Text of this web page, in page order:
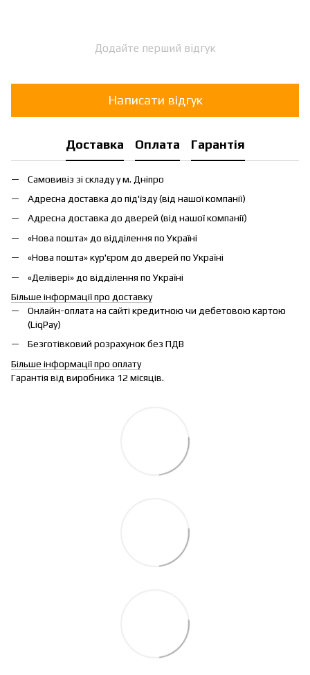
Додайте перший відгук
Написати відгук
Доставка Оплата Гарантія
Самовивіз зі складу у м. Дніпро
Адресна доставка до під'їзду (від нашої компанії)
Адресна доставка до дверей (від нашої компанії)
«Нова пошта» до відділення по Україні
«Нова пошта» кур'єром до дверей по Україні
«Делівері» до відділення по Україні
Більше інформації про доставку
Онлайн-оплата на сайті кредитною чи дебетовою картою
(LiqPay)
Безготівковий розрахунок без ПДВ
Більше інформації про оплату
Гарантія від виробника 12 місяців.